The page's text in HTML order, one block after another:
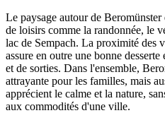
Le paysage autour de
de loisirs comme la randonnée, le
lac de Sempach. La proximité des
assure en outre une bonne
et de sorties. Dans l'ensemble,
attrayante pour les familles, mais
apprécient le calme et la nature,
aux commodités d'une ville.